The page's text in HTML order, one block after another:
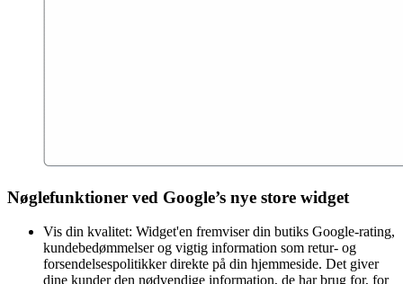
Nøglefunktioner ved Google’s nye store widget
Vis din kvalitet: Widget'en fremviser din butiks Google-rating,